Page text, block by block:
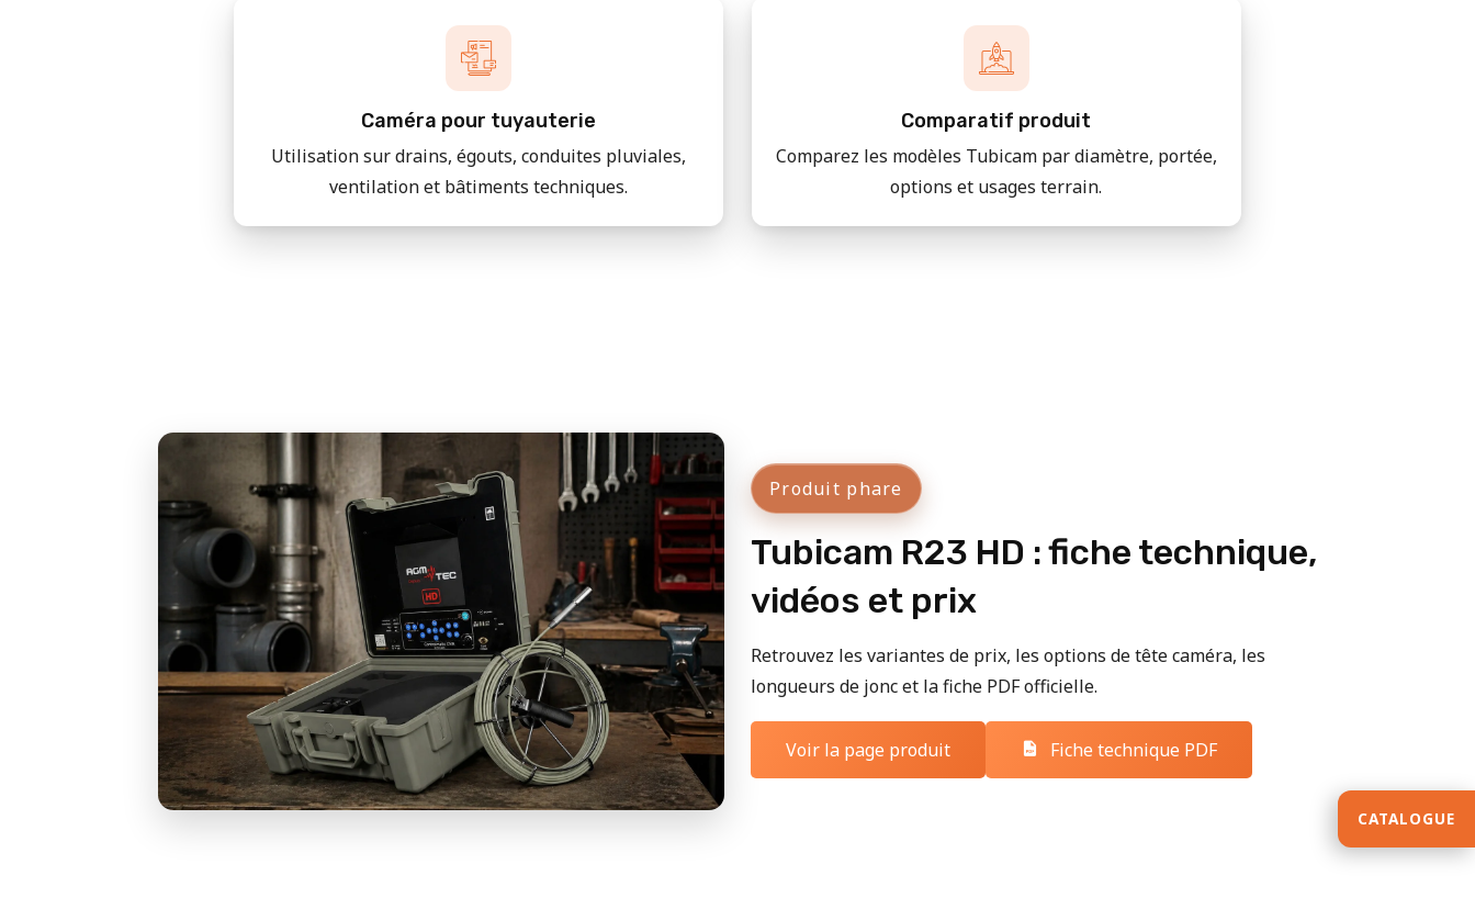
Caméra pour tuyauterie
Utilisation sur drains, égouts, conduites pluviales,
ventilation et bâtiments techniques.
Comparatif produit
Comparez les modèles Tubicam par diamètre, portée,
options et usages terrain.
Produit phare
Tubicam R23 HD : fiche technique,
vidéos et prix
Retrouvez les variantes de prix, les options de tête caméra, les
longueurs de jonc et la fiche PDF officielle.
Voir la page produit Fiche technique PDF
CATALOGUE